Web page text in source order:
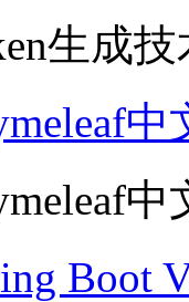
生成
中
Boot